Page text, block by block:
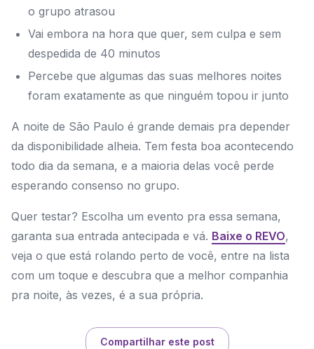
o grupo atrasou
Vai embora na hora que quer, sem culpa e sem
despedida de 40 minutos
Percebe que algumas das suas melhores noites
foram exatamente as que ninguém topou ir junto
A noite de São Paulo é grande demais pra depender
da disponibilidade alheia. Tem festa boa acontecendo
todo dia da semana, e a maioria delas você perde
esperando consenso no grupo.
Quer testar? Escolha um evento pra essa semana,
garanta sua entrada antecipada e vá. Baixe o REVO,
veja o que está rolando perto de você, entre na lista
com um toque e descubra que a melhor companhia
pra noite, às vezes, é a sua própria.
Compartilhar este post